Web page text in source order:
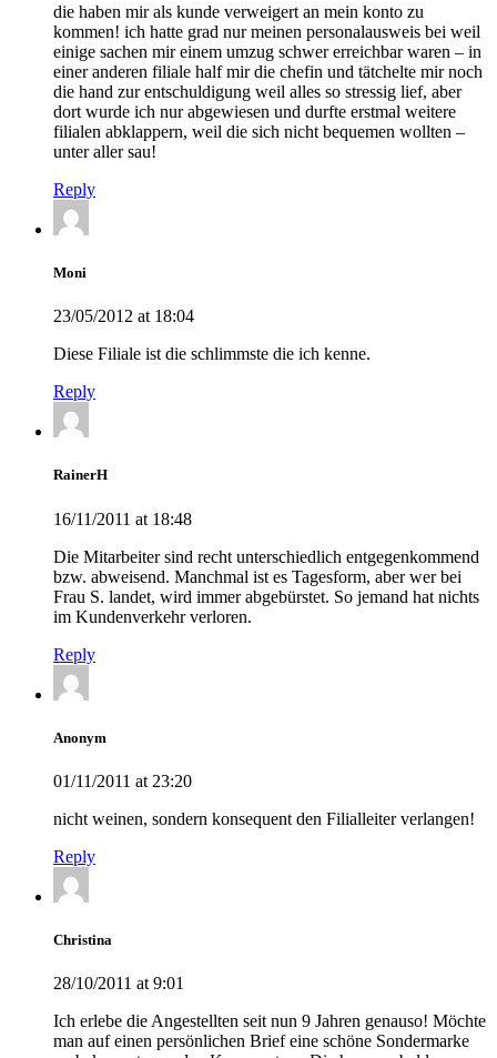
die haben mir als kunde verweigert an mein konto zu
kommen! ich hatte grad nur meinen personalausweis bei weil
einige sachen mir einem umzug schwer erreichbar waren – in
einer anderen filiale half mir die chefin und tätchelte mir noch
die hand zur entschuldigung weil alles so stressig lief, aber
dort wurde ich nur abgewiesen und durfte erstmal weitere
filialen abklappern, weil die sich nicht bequemen wollten –
unter aller sau!
Reply
Moni
23/05/2012 at 18:04
Diese Filiale ist die schlimmste die ich kenne.
Reply
RainerH
16/11/2011 at 18:48
Die Mitarbeiter sind recht unterschiedlich entgegenkommend
bzw. abweisend. Manchmal ist es Tagesform, aber wer bei
Frau S. landet, wird immer abgebürstet. So jemand hat nichts
im Kundenverkehr verloren.
Reply
Anonym
01/11/2011 at 23:20
nicht weinen, sondern konsequent den Filialleiter verlangen!
Reply
Christina
28/10/2011 at 9:01
Ich erlebe die Angestellten seit nun 9 Jahren genauso! Möchte
man auf einen persönlichen Brief eine schöne Sondermarke